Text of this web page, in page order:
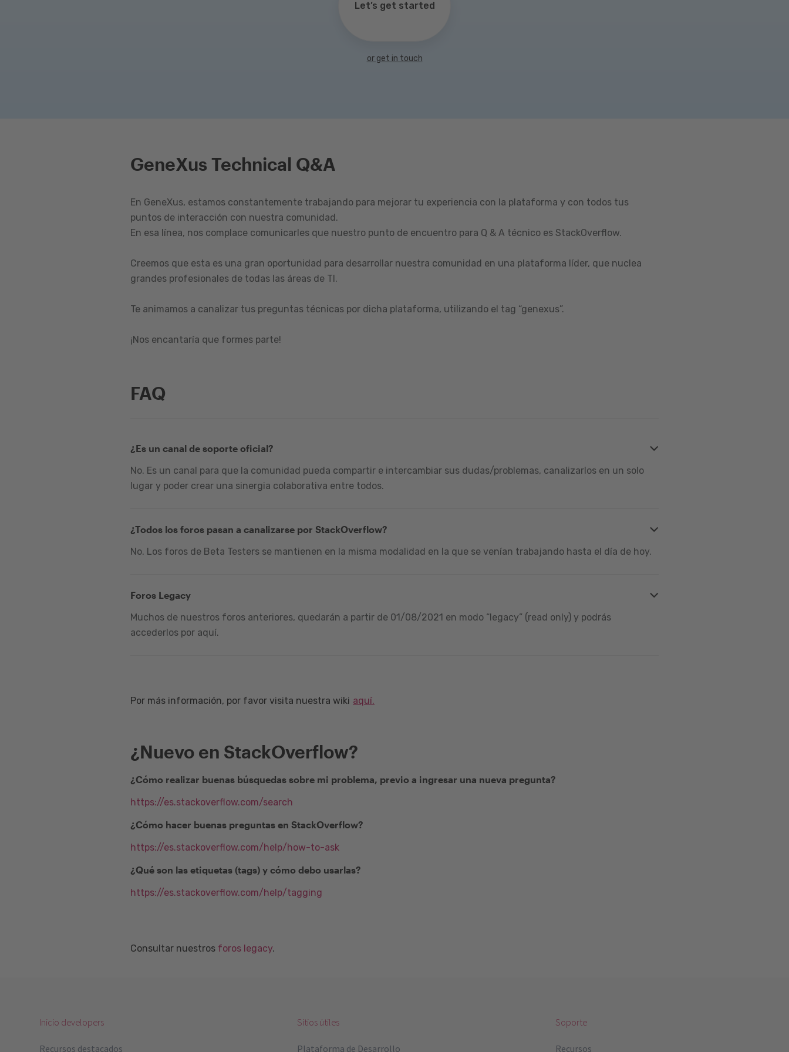
Let’s get started
or get in touch
GeneXus Technical Q&A
En GeneXus, estamos constantemente trabajando para mejorar tu experiencia con la plataforma y con todos tus
puntos de interacción con nuestra comunidad.
En esa línea, nos complace comunicarles que nuestro punto de encuentro para Q & A técnico es StackOverflow.
Creemos que esta es una gran oportunidad para desarrollar nuestra comunidad en una plataforma líder, que nuclea
grandes profesionales de todas las áreas de TI.
Te animamos a canalizar tus preguntas técnicas por dicha plataforma, utilizando el tag “genexus”.
¡Nos encantaría que formes parte!
FAQ
¿Es un canal de soporte oficial?
No. Es un canal para que la comunidad pueda compartir e intercambiar sus dudas/problemas, canalizarlos en un solo
lugar y poder crear una sinergia colaborativa entre todos.
¿Todos los foros pasan a canalizarse por StackOverflow?
No. Los foros de Beta Testers se mantienen en la misma modalidad en la que se venían trabajando hasta el día de hoy.
Foros Legacy
Muchos de nuestros foros anteriores, quedarán a partir de 01/08/2021 en modo “legacy” (read only) y podrás
accederlos por aquí.
Por más información, por favor visita nuestra wiki aquí.
¿Nuevo en StackOverflow?
¿Cómo realizar buenas búsquedas sobre mi problema, previo a ingresar una nueva pregunta?
https://es.stackoverflow.com/search
¿Cómo hacer buenas preguntas en StackOverflow?
https://es.stackoverflow.com/help/how-to-ask
¿Qué son las etiquetas (tags) y cómo debo usarlas?
https://es.stackoverflow.com/help/tagging
Consultar nuestros foros legacy.
Inicio developers
Recursos destacados
Sitios útiles
Plataforma de Desarrollo
Soporte
Recursos